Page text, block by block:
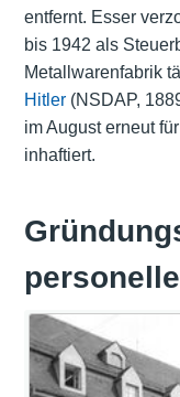
entfernt. Esser
bis 1942 als
Metallwarenfabrik
Hitler(NSDAP,
im August erneut
inhaftiert.